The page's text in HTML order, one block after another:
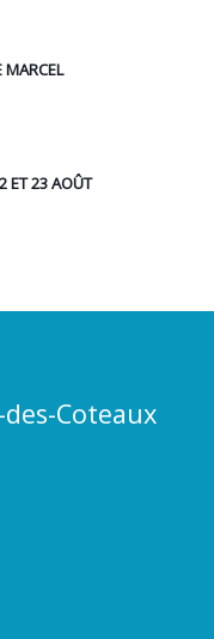
MARCEL
ET 23 AOÛT
Coteaux